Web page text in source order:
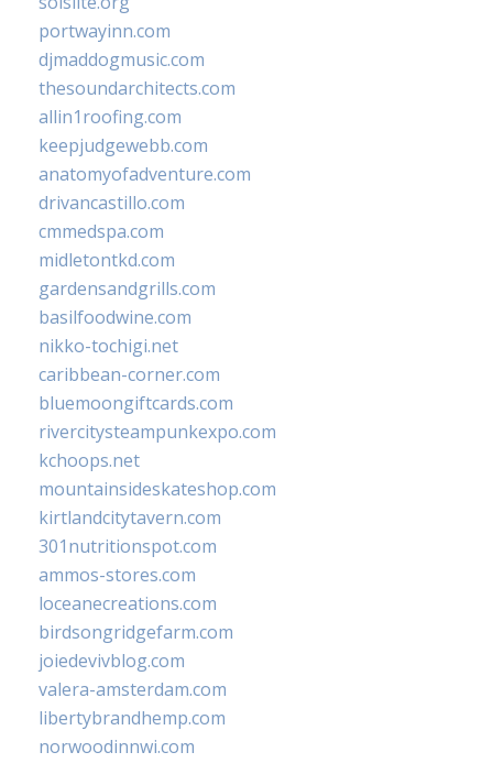
portwayinn.com
djmaddogmusic.com
thesoundarchitects.com
allin1roofing.com
keepjudgewebb.com
anatomyofadventure.com
drivancastillo.com
cmmedspa.com
midletontkd.com
gardensandgrills.com
basilfoodwine.com
nikko-tochigi.net
caribbean-corner.com
bluemoongiftcards.com
rivercitysteampunkexpo.com
kchoops.net
mountainsideskateshop.com
kirtlandcitytavern.com
301nutritionspot.com
ammos-stores.com
loceanecreations.com
birdsongridgefarm.com
joiedevivblog.com
valera-amsterdam.com
libertybrandhemp.com
norwoodinnwi.com